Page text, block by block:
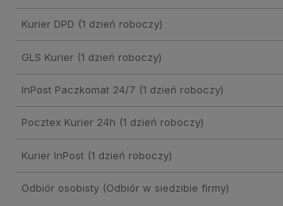
Kurier DPD (1 dzień roboczy)
GLS Kurier(1 dzień roboczy)
InPost Paczkomat 24/7 (1 dzień roboczy)
Pocztex Kurier 24h (1 dzień roboczy)
Kurier InPost(1 dzień roboczy)
Odbiór osobisty(Odbiór w siedzibie firmy)